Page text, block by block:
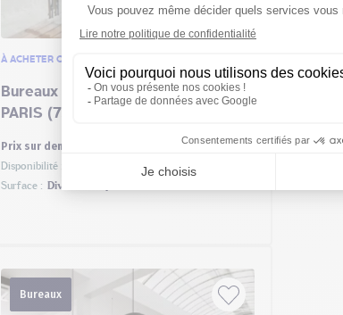
À ACHETER OU À LOUER
Bureaux 398.35m²
PARIS (75002)
Prix sur demande
Disponibilité :
Surface :
Divisibles à partir de 106 m²
Bureaux